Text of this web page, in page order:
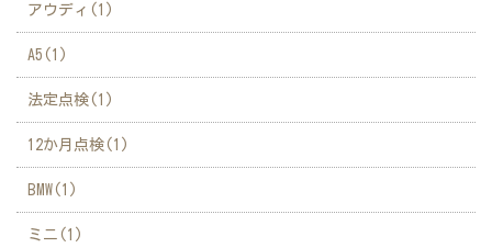
アウディ(1)
A5(1)
法定点検(1)
12か月点検(1)
BMW(1)
ミニ(1)